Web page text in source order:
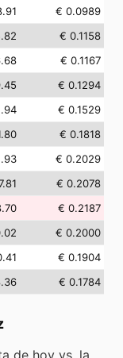
€ 0.0989
€ 0.1158
€ 0.1167
€ 0.1294
€ 0.1529
€ 0.1818
€ 0.2029
€ 0.2078
€ 0.2187
€ 0.2000
€ 0.1904
€ 0.1784
de hoy vs. la